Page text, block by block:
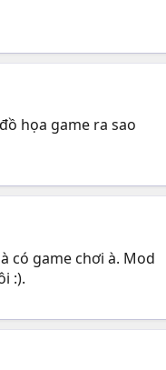
họa game ra sao
có game chơi à. Mod
:).